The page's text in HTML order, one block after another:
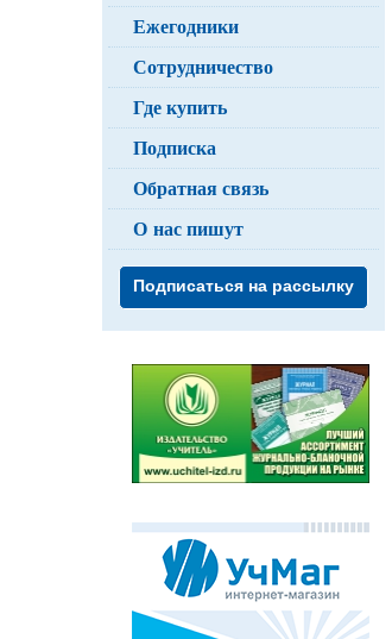
Ежегодники
Сотрудничество
Где купить
Подписка
Обратная связь
О нас пишут
Подписаться на рассылку